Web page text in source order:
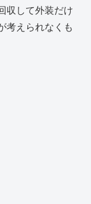
収して外装だけ
考えられなくも